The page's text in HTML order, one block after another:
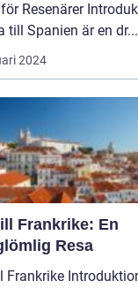
Introduktion:
till Spanien är en dr...
2024
Frankrike: En
Resa